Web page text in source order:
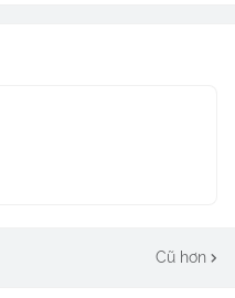
Cũ hơn